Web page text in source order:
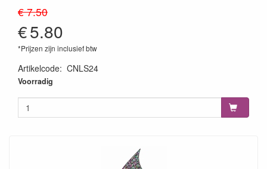
€ 7.50
€5.80
*Prijzen zijn inclusief btw
Artikelcode: CNLS24
8720143083303
Voorradig